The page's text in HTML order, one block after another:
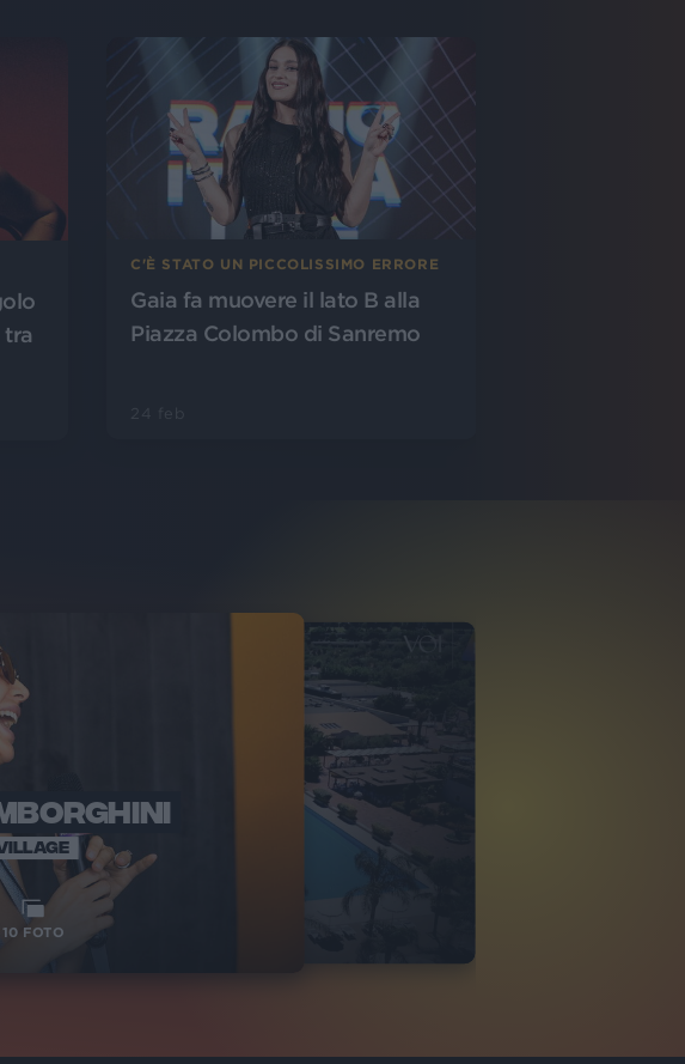
tra
C'È STATO UN PICCOLISSIMO ERRORE
Gaia fa muovere il lato B alla
Piazza Colombo di Sanremo
10 FOTO
RADIO ITALIA
VOI TANKA VILLAGE